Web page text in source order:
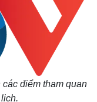
Multimedia
Video
Ảnh
E-Magazine
điểm tham quan